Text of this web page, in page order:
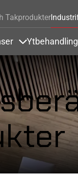
Takprodukter